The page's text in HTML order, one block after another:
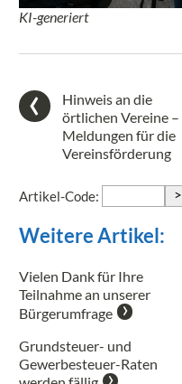
KI-generiert
Hinweis an die
örtlichen Vereine –
Meldungen für die
Vereinsförderung
Artikel-Code: >
Weitere Artikel:
Vielen Dank für Ihre
Teilnahme an unserer
Bürgerumfrage
Grundsteuer- und
Gewerbesteuer-Raten